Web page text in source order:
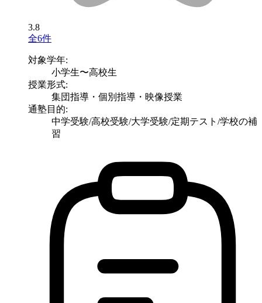
3.8
全6件
対象学年:
小学生〜高校生
授業形式:
集団指導・個別指導・映像授業
通塾目的:
中学受験/高校受験/大学受験/定期テスト/学校の補
習